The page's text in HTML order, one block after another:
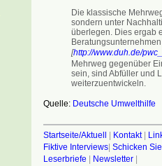
Die klassische
sondern unter
überlegen. Dies ergab
[http://www.duh.de/
Mehrweg gegenüber
sein, sind Abfüller und
weiterzuentwickeln.
Quelle: Deutsche Umwelthilfe
Startseite/Aktuell | Kontakt|
Fiktive Interviews| Schicken
Leserbriefe | Newsletter|